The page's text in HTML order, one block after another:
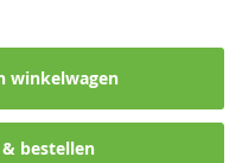
winkelwagen
bestellen